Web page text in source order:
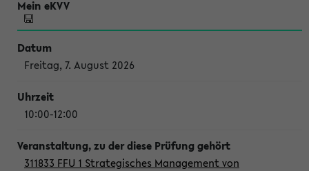
Freitag, 7. August 2026
10:00-12:00
311833 FFU 1 Strategisches Management von